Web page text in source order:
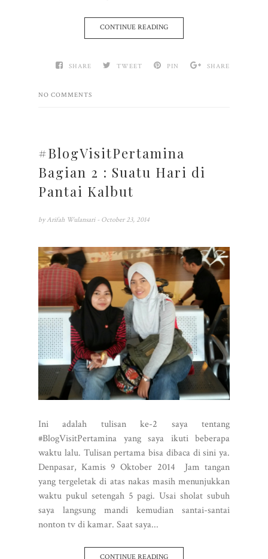
CONTINUE READING
SHARE TWEET PIN SHARE
NO COMMENTS
#BlogVisitPertamina
Bagian 2 : Suatu Hari di
Pantai Kalbut
by Arifah Wulansari - October 23, 2014
Ini adalah tulisan ke-2 saya tentang
#BlogVisitPertamina yang saya ikuti beberapa
waktu lalu. Tulisan pertama bisa dibaca di sini ya.
Denpasar, Kamis 9 Oktober 2014 Jam tangan
yang tergeletak di atas nakas masih menunjukkan
waktu pukul setengah 5 pagi. Usai sholat subuh
saya langsung mandi kemudian santai-santai
nonton tv di kamar. Saat saya...
CONTINUE READING